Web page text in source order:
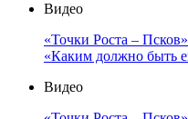
Видео
«Точки Роста –
«Каким должно быть
Видео